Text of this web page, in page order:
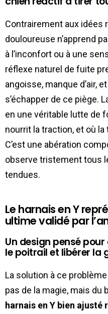
Contrairement aux idées
douloureuse n’apprend
à l’inconfort ou à une
réflexe naturel de fuite
angoisse, manque d’air,
s’échapper de ce piège.
en une véritable lutte de
nourrit la traction, et où
C’est une abération
observe tristement tous
tendues.
Le harnais en Y
ultime validé par
Un design pensé
le poitrail et libérer la
La solution à ce
pas de la magie, mais du
harnais en Y bien ajusté